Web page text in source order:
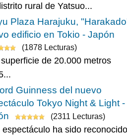
rural de Yatsuo...
Plaza Harajuku,
edificio en Tokio - Japón
(1878 Lecturas)
de 20.000 metros
Guinness del nuevo
Tokyo Night & Light -
(2311 Lecturas)
espectáculo ha sido reconocido